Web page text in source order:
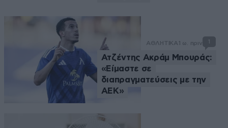
ΑΘΛΗΤΙΚΑ 1 ω. πριν
Ατζέντης Ακράμ Μπουράς:
«Είμαστε σε
διαπραγματεύσεις με την
ΑΕΚ»